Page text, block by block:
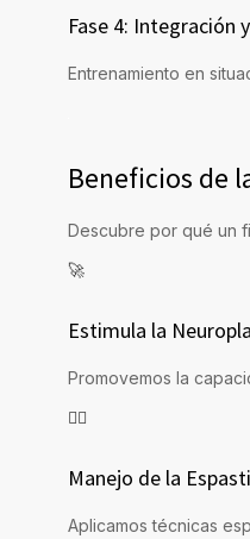
Fase 4: Integración
Entrenamiento en
Beneficios de
Descubre por qué un
🚀
Estimula la
Promovemos la
🧘‍♂️
Manejo de la
Aplicamos técnicas